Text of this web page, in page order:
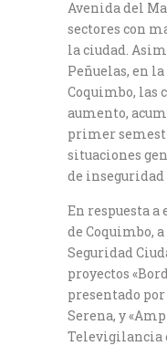
Avenida del
sectores con
la ciudad.
Peñuelas, en
Coquimbo, las
aumento,
primer
situaciones
de
En respuesta a
de Coquimbo,
Seguridad
proyectos
presentado
Serena, y
Televigilancia